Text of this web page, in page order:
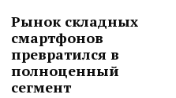
Рынок складных
смартфонов
превратился в
полноценный
сегмент